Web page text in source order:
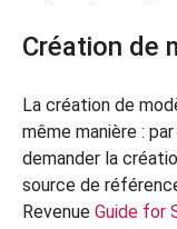
Création de
La création de
même manière :
demander la
source de
Revenue Guide for